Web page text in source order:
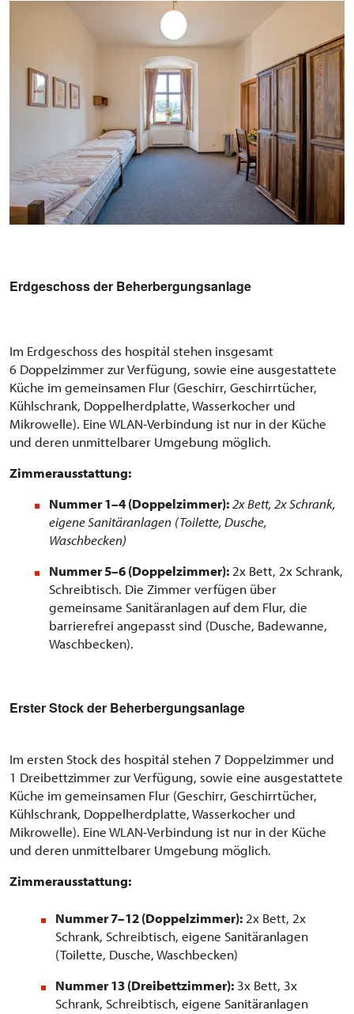
Erdgeschoss der Beherbergungsanlage
Im Erdgeschoss des hospitál stehen insgesamt
6 Doppelzimmer zur Verfügung, sowie eine ausgestattete
Küche im gemeinsamen Flur (Geschirr, Geschirrtücher,
Kühlschrank, Doppelherdplatte, Wasserkocher und
Mikrowelle). Eine WLAN-Verbindung ist nur in der Küche
und deren unmittelbarer Umgebung möglich.
Zimmerausstattung:
Nummer 1–4 (Doppelzimmer):2x Bett, 2x Schrank,
eigene Sanitäranlagen (Toilette, Dusche,
Waschbecken)
Nummer 5–6 (Doppelzimmer): 2x Bett, 2x Schrank,
Schreibtisch. Die Zimmer verfügen über
gemeinsame Sanitäranlagen auf dem Flur, die
barrierefrei angepasst sind (Dusche, Badewanne,
Waschbecken).
Erster Stock der Beherbergungsanlage
Im ersten Stock des hospitál stehen 7 Doppelzimmer und
1 Dreibettzimmer zur Verfügung, sowie eine ausgestattete
Küche im gemeinsamen Flur (Geschirr, Geschirrtücher,
Kühlschrank, Doppelherdplatte, Wasserkocher und
Mikrowelle). Eine WLAN-Verbindung ist nur in der Küche
und deren unmittelbarer Umgebung möglich.
Zimmerausstattung:
Nummer 7–12 (Doppelzimmer): 2x Bett, 2x
Schrank, Schreibtisch, eigene Sanitäranlagen
(Toilette, Dusche, Waschbecken)
Nummer 13 (Dreibettzimmer): 3x Bett, 3x
Schrank, Schreibtisch, eigene Sanitäranlagen